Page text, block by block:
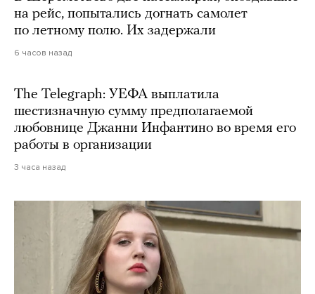
на рейс, попытались догнать самолет
по летному полю. Их задержали
6 часов назад
The Telegraph: УЕФА выплатила
шестизначную сумму предполагаемой
любовнице Джанни Инфантино во время его
работы в организации
3 часа назад